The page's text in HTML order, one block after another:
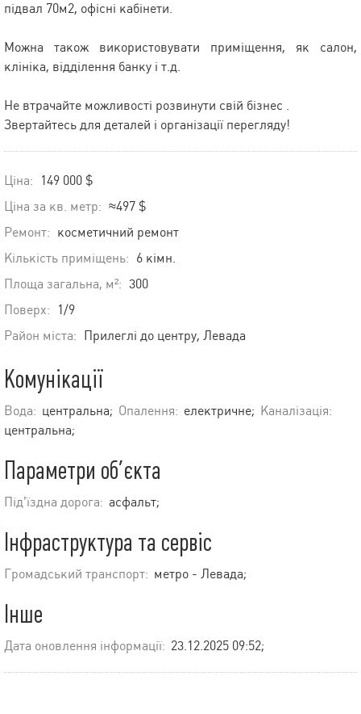
підвал 70м2, офісні кабінети.
Можна також використовувати приміщення, як салон,
клініка, відділення банку і т.д.
Не втрачайте можливості розвинути свій бізнес .
Звертайтесь для деталей і організації перегляду!
Ціна:
149 000 $
Ціна за кв. метр: ≈497 $
Ремонт: косметичний ремонт
Кількість приміщень: 6 кімн.
Площа загальна, м²: 300
Поверх:
1/9
Район міста: Прилеглі до центру, Левада
Комунікації
Вода: центральна; Опалення: електричне; Каналізація:
центральна;
Параметри об’єкта
Під’їздна дорога: асфальт;
Інфраструктура та сервіс
Громадський транспорт: метро - Левада;
Інше
Дата оновлення інформації: 23.12.2025 09:52;